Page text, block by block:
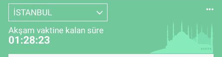
İSTANBUL
Akşam vaktine kalan süre
01:28:23